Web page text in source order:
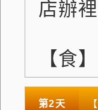
店辦
【食
第2天